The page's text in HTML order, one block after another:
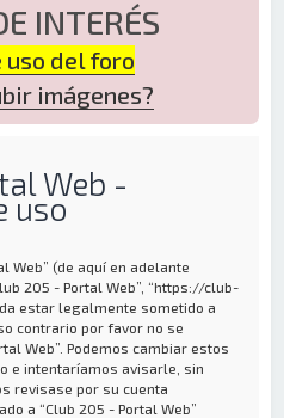
INTERÉS
uso del foro
imágenes?
Web -
uso
Web” (de aquí en adelante
205 - Portal Web”, “https://club-
estar legalmente sometido a
contrario por favor no se
Web”. Podemos cambiar estos
e intentaríamos avisarle, sin
revisase por su cuenta
a “Club 205 - Portal Web”